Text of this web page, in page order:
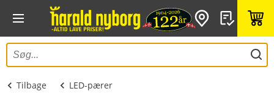
Tilbage LED-pærer